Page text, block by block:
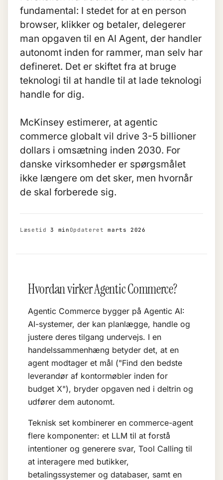
fundamental: I stedet for at en person
browser, klikker og betaler, delegerer
man opgaven til en AI Agent, der handler
autonomt inden for rammer, man selv har
defineret. Det er skiftet fra at bruge
teknologi til at handle til at lade teknologi
handle for dig.
McKinsey estimerer, at agentic
commerce globalt vil drive 3-5 billioner
dollars i omsætning inden 2030. For
danske virksomheder er spørgsmålet
ikke længere om det sker, men hvornår
de skal forberede sig.
Læsetid3 min Opdateretmarts 2026
Hvordan virker Agentic Commerce?
Agentic Commerce bygger på Agentic AI:
AI-systemer, der kan planlægge, handle og
justere deres tilgang undervejs. I en
handelssammenhæng betyder det, at en
agent modtager et mål ("Find den bedste
leverandør af kontormøbler inden for
budget X"), bryder opgaven ned i deltrin og
udfører dem autonomt.
Teknisk set kombinerer en commerce-agent
flere komponenter: et LLM til at forstå
intentioner og generere svar, Tool Calling til
at interagere med butikker,
betalingssystemer og databaser, samt en